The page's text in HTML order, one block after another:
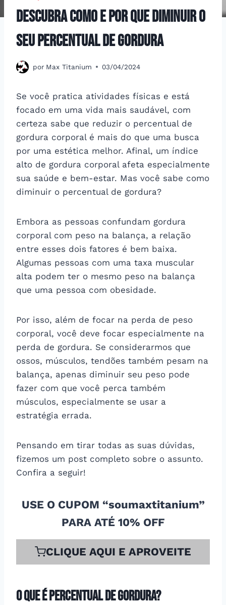
Descubra como e por que diminuir o
seu percentual de gordura
por Max Titanium 03/04/2024
Se você pratica atividades físicas e está
focado em uma vida mais saudável, com
certeza sabe que reduzir o percentual de
gordura corporal é mais do que uma busca
por uma estética melhor. Afinal, um índice
alto de gordura corporal afeta especialmente
sua saúde e bem-estar. Mas você sabe como
diminuir o percentual de gordura?
Embora as pessoas confundam gordura
corporal com peso na balança, a relação
entre esses dois fatores é bem baixa.
Algumas pessoas com uma taxa muscular
alta podem ter o mesmo peso na balança
que uma pessoa com obesidade.
Por isso, além de focar na perda de peso
corporal, você deve focar especialmente na
perda de gordura. Se considerarmos que
ossos, músculos, tendões também pesam na
balança, apenas diminuir seu peso pode
fazer com que você perca também
músculos, especialmente se usar a
estratégia errada.
Pensando em tirar todas as suas dúvidas,
fizemos um post completo sobre o assunto.
Confira a seguir!
USE O CUPOM “soumaxtitanium”
PARA ATÉ 10% OFF
CLIQUE AQUI E APROVEITE
O que é percentual de gordura?